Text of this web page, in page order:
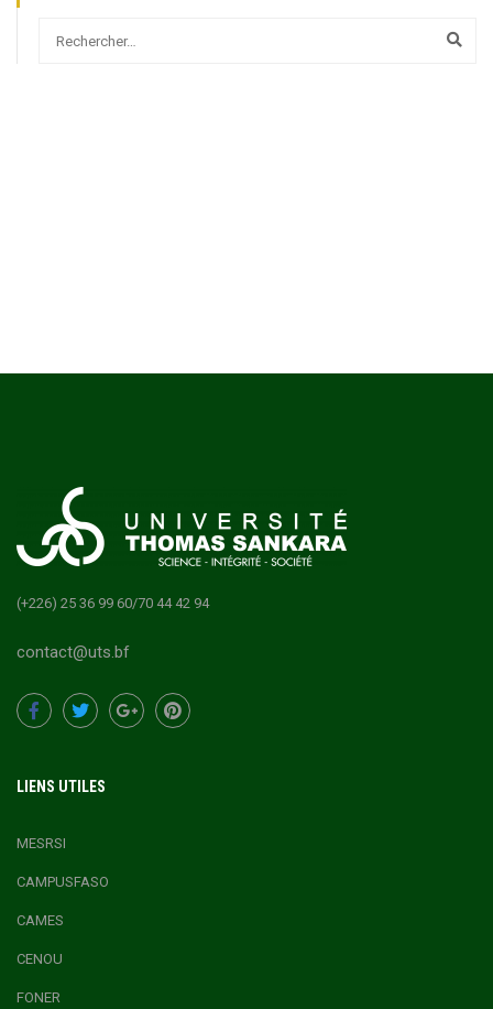
(+226) 25 36 99 60/70 44 42 94
contact@uts.bf
LIENS UTILES
MESRSI
CAMPUSFASO
CAMES
CENOU
FONER